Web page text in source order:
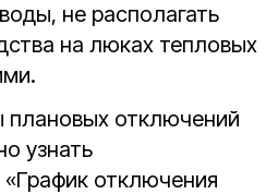
не располагать
на люках тепловых
отключений
узнать
«График отключения